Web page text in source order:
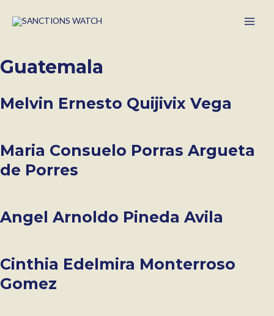
Guatemala
Melvin Ernesto Quijivix Vega
Maria Consuelo Porras Argueta
de Porres
Angel Arnoldo Pineda Avila
Cinthia Edelmira Monterroso
Gomez